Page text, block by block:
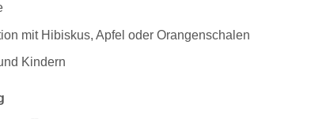
mit Hibiskus, Apfel oder Orangenschalen
Kindern